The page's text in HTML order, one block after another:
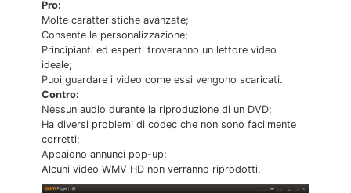
Pro:
Molte caratteristiche avanzate;
Consente la personalizzazione;
Principianti ed esperti troveranno un lettore video
ideale;
Puoi guardare i video come essi vengono scaricati.
Contro:
Nessun audio durante la riproduzione di un DVD;
Ha diversi problemi di codec che non sono facilmente
corretti;
Appaiono annunci pop-up;
Alcuni video WMV HD non verranno riprodotti.